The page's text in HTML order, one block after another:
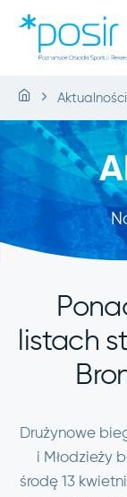
Aktualności
listach
Drużynowe
i Młodzieży
środę 13